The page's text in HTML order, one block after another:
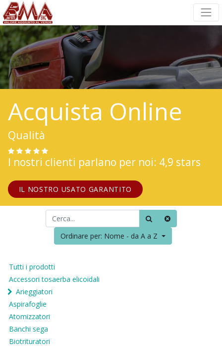
Acquista Online
Qualità
I nostri clienti parlano per noi: 4,9 stars
IL NOSTRO USATO GARANTITO
Ordinare per: Nome - da A a Z
Tutti i prodotti
Accessori tosaerba elicoidali
Arieggiatori
Aspirafoglie
Atomizzatori
Banchi sega
Biotrituratori